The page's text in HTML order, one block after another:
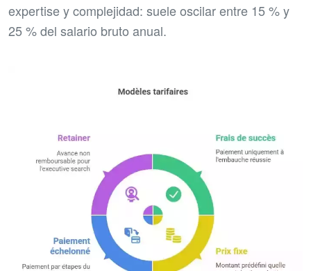
expertise y complejidad: suele oscilar entre 15 % y
25 % del salario bruto anual.